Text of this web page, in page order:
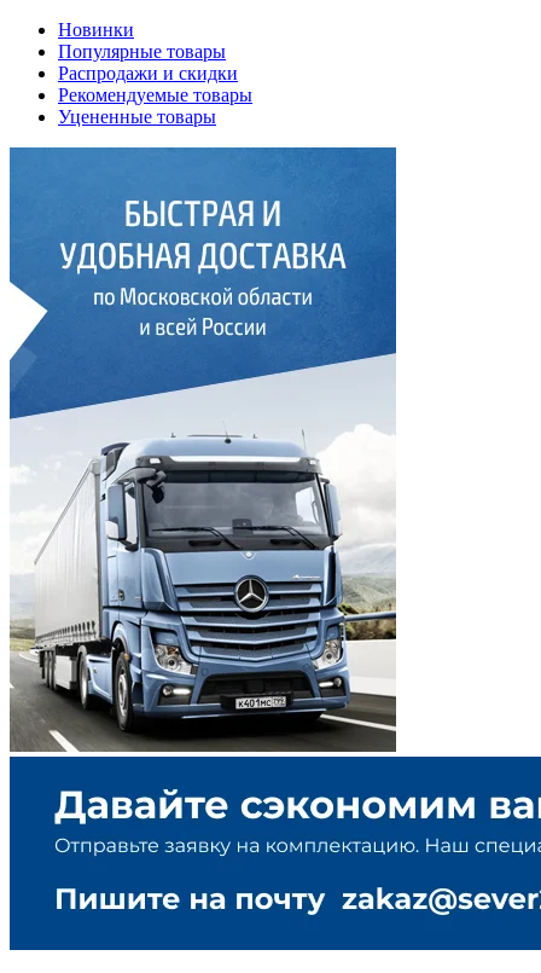
Новинки
Популярные товары
Распродажи и скидки
Рекомендуемые товары
Уцененные товары